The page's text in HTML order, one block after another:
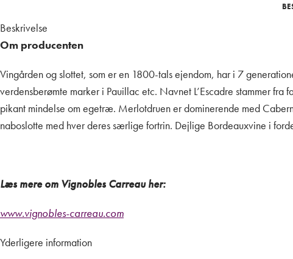
Beskrivelse
Om producenten
Vingården og slottet, som er en 1800-tals ejendom, har i 7
verdensberømte marker i Pauillac etc. Navnet L’Escadre stammer
pikant mindelse om egetræ. Merlotdruen er dominerende med
naboslotte med hver deres særlige fortrin. Dejlige Bordeauxvine i
Læs mere om Vignobles Carreau her:
www.vignobles-carreau.com
Yderligere information